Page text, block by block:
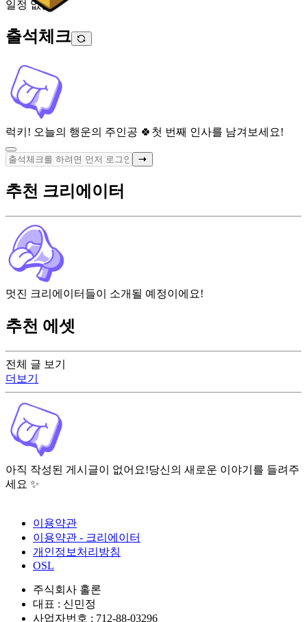
일정 없음
출석체크
럭키! 오늘의 행운의 주인공 🍀 첫 번째 인사를 남겨보세요!
전체 글 보기
더보기
아직 작성된 게시글이 없어요!당신의 새로운 이야기를 들려주
세요 ✨
추천 크리에이터
멋진 크리에이터들이 소개될 예정이에요!
추천 에셋
이용약관
이용약관 - 크리에이터
개인정보처리방침
OSL
주식회사 홀론
대표 : 신민정
사업자번호 : 712-88-03296